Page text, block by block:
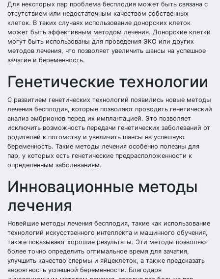
Для некоторых пар проблема бесплодия может быть связана с
отсутствием или недостаточным качеством собственных
клеток. В таких случаях использование донорских клеток
может быть эффективным методом лечения. Донорские клетки
могут быть использованы для проведения ЭКО или других
методов лечения, что позволяет увеличить шансы на успешное
зачатие и беременность.
Генетические технологии
С развитием генетических технологий появились новые методы
лечения бесплодия, которые позволяют проводить генетический
анализ эмбрионов перед их имплантацией. Это позволяет
исключить возможность передачи генетических заболеваний от
родителей к потомству и увеличить шансы на успешную
беременность. Такие методы лечения особенно полезны для
пар, у которых есть генетические предрасположенности к
определенным заболеваниям.
Инновационные методы
лечения
Новейшие методы лечения бесплодия, такие как использование
технологий искусственного интеллекта и машинного обучения,
также показывают хорошие результаты. Эти методы позволяют
более точно определить оптимальное время для зачатия,
улучшить качество спермы и яйцеклеток, а также предсказать
вероятность успешной беременности. Благодаря